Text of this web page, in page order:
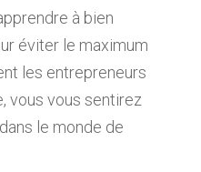
à bien
éviter le maximum
les entrepreneurs
vous vous sentirez
le monde de